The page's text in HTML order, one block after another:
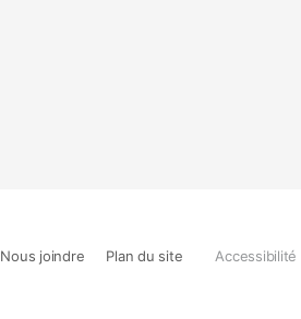
Nous joindre Plan du site Accessibilité